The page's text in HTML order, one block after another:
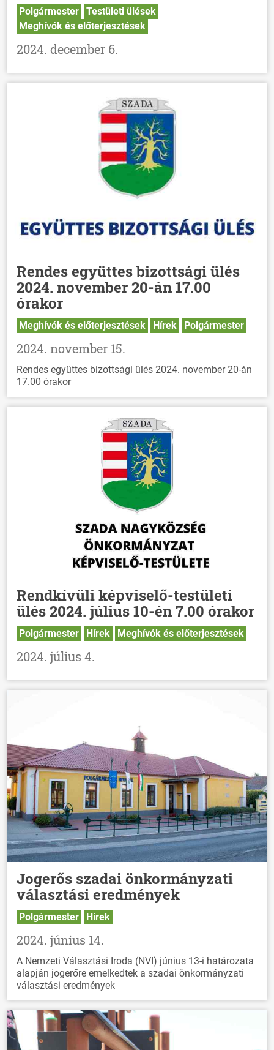
Polgármester
Testületi ülések
Meghívók és előterjesztések
2024. december 6.
Rendes együttes bizottsági ülés
2024. november 20-án 17.00
órakor
Meghívók és előterjesztések Hírek Polgármester
2024. november 15.
Rendes együttes bizottsági ülés 2024. november 20-án
17.00 órakor
Rendkívüli képviselő-testületi
ülés 2024. július 10-én 7.00 órakor
Polgármester Hírek Meghívók és előterjesztések
2024. július 4.
Jogerős szadai önkormányzati
választási eredmények
Polgármester Hírek
2024. június 14.
A Nemzeti Választási Iroda (NVI) június 13-i határozata
alapján jogerőre emelkedtek a szadai önkormányzati
választási eredmények